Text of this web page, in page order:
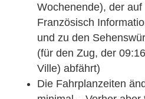
Wochenende), der
Französisch
und zu den
(für den Zug, der
Ville) abfährt)
Die Fahrplanzeiten